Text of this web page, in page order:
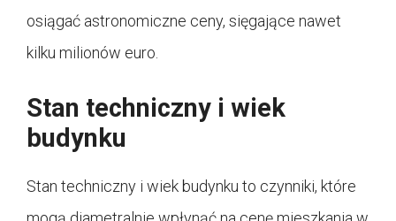
osiągać astronomiczne ceny, sięgające nawet
kilku milionów euro.
Stan techniczny i wiek
budynku
Stan techniczny i wiek budynku to czynniki, które